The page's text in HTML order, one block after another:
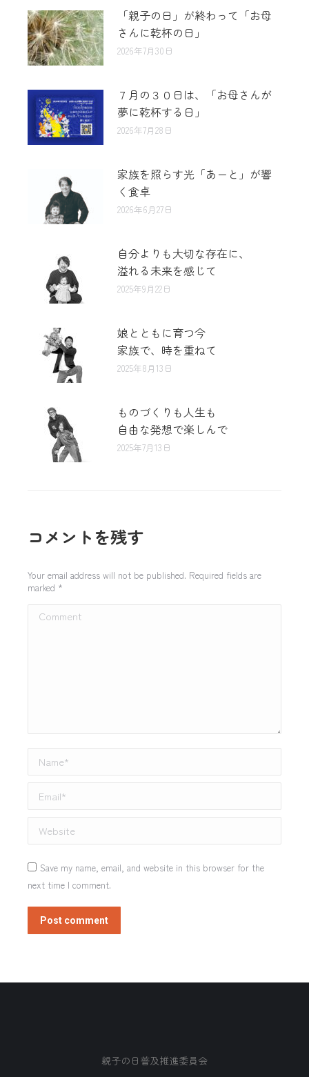
「親子の日」が終わって「お母
さんに乾杯の日」
2026年7月30日
７月の３０日は、「お母さんが
夢に乾杯する日」
2026年7月28日
家族を照らす光「あーと」が響
く食卓
2026年6月27日
自分よりも大切な存在に、
溢れる未来を感じて
2025年9月22日
娘とともに育つ今
家族で、時を重ねて
2025年8月13日
ものづくりも人生も
自由な発想で楽しんで
2025年7月13日
コメントを残す
Your email address will not be published. Required fields are
marked *
Comment
Name *
Email *
Website
Save my name, email, and website in this browser for the
next time I comment.
Post comment
親子の日普及推進委員会